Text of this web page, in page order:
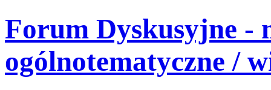
Forum Dyskusyjne -
ogólnotematyczne /